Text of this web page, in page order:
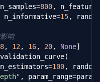
增加模型复杂度或特征工程
正则化或增加训练数据"
800,
n_informative=
15,
响
8, 12 , 16, 20, None]
100,
,